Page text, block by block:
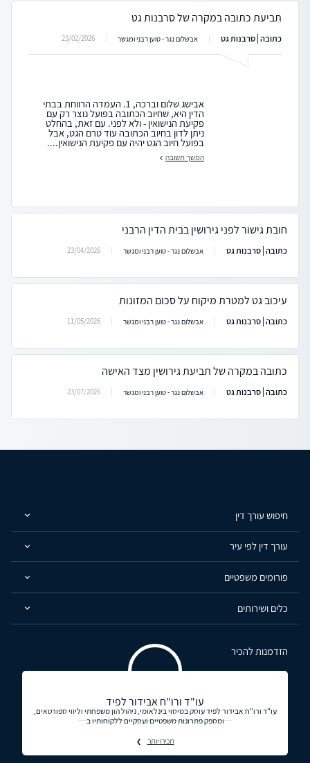
תביעת כתובה במקרה של סרבנות גט
כתובה | סרבנות גט אבשלום נגר - טוען רבני ומגשר 23/02/2026
אבישג שלום וברכה, 1. העמדה הרווחת בבתי
הדין היא, שחיוב הכתובה בפועל נוצר רק עם
פקיעת הנישואין - ולא לפני. עם זאת, בהחלט
ניתן לדון בחיוב הכתובה עוד טרם הגט, אבל
בפועל חיוב הגט יהיה עם פקיעת הנישואין....
המשך תשובה
חובת גישור לפני גירושין בבית הדין הרבני
כתובה | סרבנות גט אבשלום נגר - טוען רבני ומגשר 23/04/2026
עיכוב גט למטרת מיקוח על סכום המזונות
כתובה | סרבנות גט אבשלום נגר - טוען רבני ומגשר 11/05/2026
כתובה במקרה של תביעת גירושין מצד האישה
כתובה | סרבנות גט אבשלום נגר - טוען רבני ומגשר 23/07/2026
חיפוש עורך דין
עורך דין לפי עיר
פורומים משפטיים
כלים ושירותים
הזדמנות להכיר
עו"ד ורו"ח אבידור לפיד
עו"ד ורו"ח אבידור לפיד עוסק במיסוי בינלאומי, ניהול הון משפחתי וליווי ספורטאים,
ומספק פתרונות משפטיים ועסקיים ללקוחותיו ב
תכירו יותר